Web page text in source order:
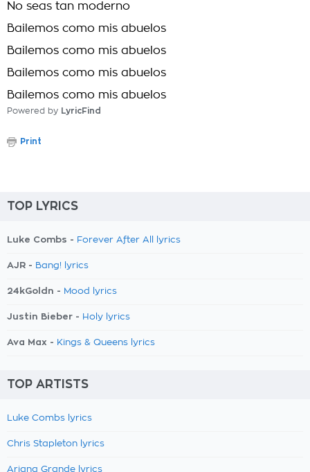
No seas tan moderno
Bailemos como mis abuelos
Bailemos como mis abuelos
Bailemos como mis abuelos
Bailemos como mis abuelos
Powered by LyricFind
Print
TOP LYRICS
Luke Combs - Forever After All lyrics
AJR - Bang! lyrics
24kGoldn - Mood lyrics
Justin Bieber - Holy lyrics
Ava Max - Kings & Queens lyrics
TOP ARTISTS
Luke Combs lyrics
Chris Stapleton lyrics
Ariana Grande lyrics